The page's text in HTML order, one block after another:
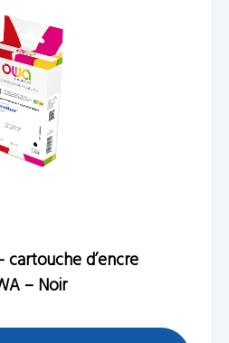
cartouche d’encre
– Noir